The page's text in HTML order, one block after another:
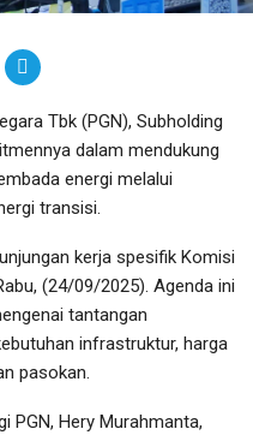
Tbk (PGN), Subholding
dalam mendukung
energi melalui
transisi.
kerja spesifik Komisi
(24/09/2025). Agenda ini
tantangan
infrastruktur, harga
pasokan.
PGN, Hery Murahmanta,